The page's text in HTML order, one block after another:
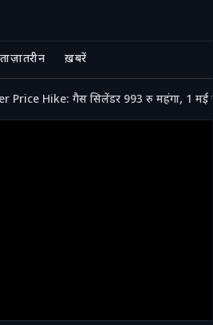
ताज़ातरीन ख़बरें
Price Hike: गैस सिलेंडर 993 रु महंगा, 1